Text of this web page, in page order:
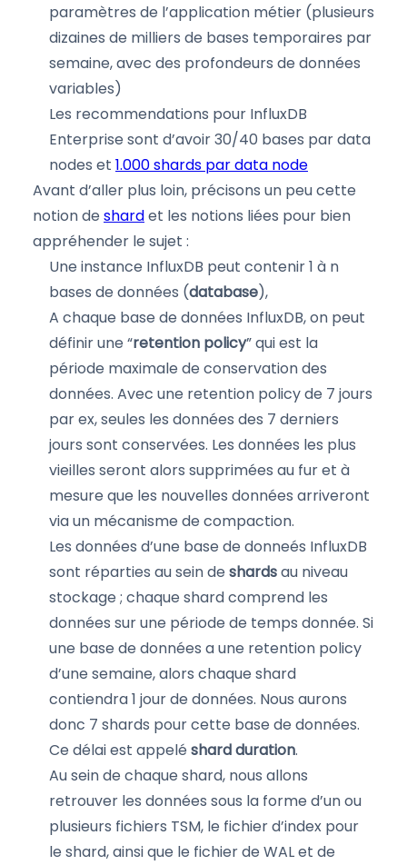
paramètres de l’application métier (plusieurs
dizaines de milliers de bases temporaires par
semaine, avec des profondeurs de données
variables)
Les recommendations pour InfluxDB
Enterprise sont d’avoir 30/40 bases par data
nodes et 1.000 shards par data node
Avant d’aller plus loin, précisons un peu cette
notion de shardet les notions liées pour bien
appréhender le sujet :
Une instance InfluxDB peut contenir 1 à n
bases de données (database),
A chaque base de données InfluxDB, on peut
définir une “retention policy” qui est la
période maximale de conservation des
données. Avec une retention policy de 7 jours
par ex, seules les données des 7 derniers
jours sont conservées. Les données les plus
vieilles seront alors supprimées au fur et à
mesure que les nouvelles données arriveront
via un mécanisme de compaction.
Les données d’une base de donneés InfluxDB
sont réparties au sein de shardsau niveau
stockage ; chaque shard comprend les
données sur une période de temps donnée. Si
une base de données a une retention policy
d’une semaine, alors chaque shard
contiendra 1 jour de données. Nous aurons
donc 7 shards pour cette base de données.
Ce délai est appelé shard duration.
Au sein de chaque shard, nous allons
retrouver les données sous la forme d’un ou
plusieurs fichiers TSM, le fichier d’index pour
le shard, ainsi que le fichier de WAL et de